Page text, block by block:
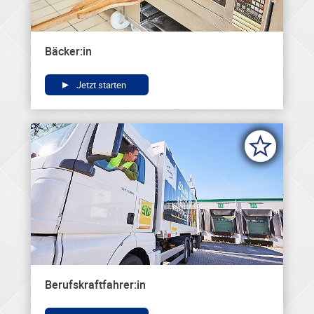
Bäcker:in
Jetzt starten
Berufskraftfahrer:in